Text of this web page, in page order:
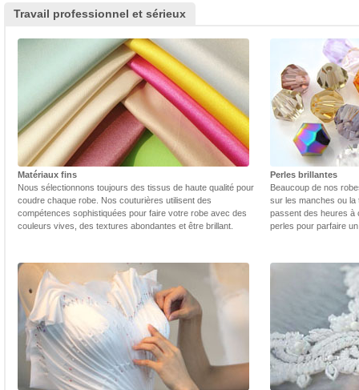
Travail professionnel et sérieux
Matériaux fins
Nous sélectionnons toujours des tissus de haute qualité pour
coudre chaque robe. Nos couturières utilisent des
compétences sophistiquées pour faire votre robe avec des
couleurs vives, des textures abondantes et être brillant.
Perles brillantes
Beaucoup de nos
sur les manches ou la
passent des heures à
perles pour parfaire